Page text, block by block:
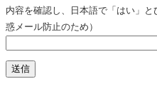
内容を確認し、日本語で「はい」
惑メール防止のため）